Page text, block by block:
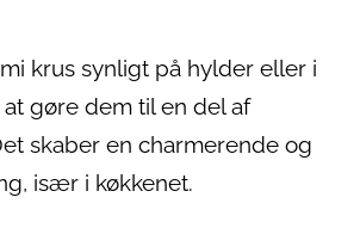
krus synligt på hylder eller i
gøre dem til en del af
skaber en charmerende og
især i køkkenet.